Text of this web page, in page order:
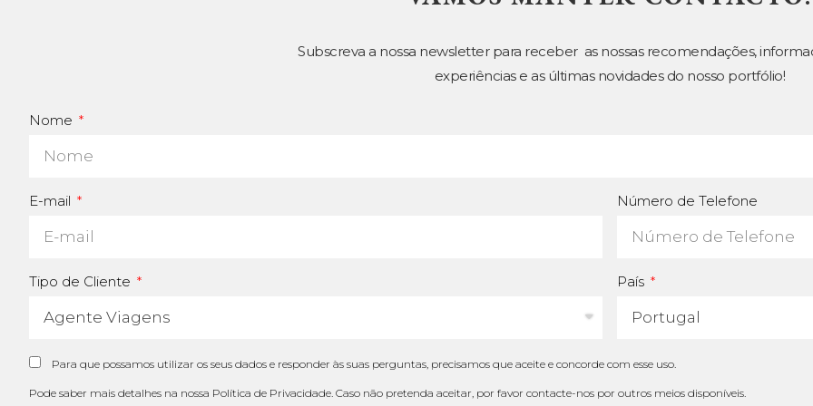
Subscreva a nossa newsletter para receber as nossas recomendações,
experiências e as últimas novidades do nosso portfólio!
Nome
E-mail Número de Telefone
Tipo de Cliente País
Para que possamos utilizar os seus dados e responder às suas perguntas, precisamos que aceite e concorde com esse uso.
Pode saber mais detalhes na nossa Política de Privacidade . Caso não pretenda aceitar, por favor contacte-nos por outros meios disponíveis.